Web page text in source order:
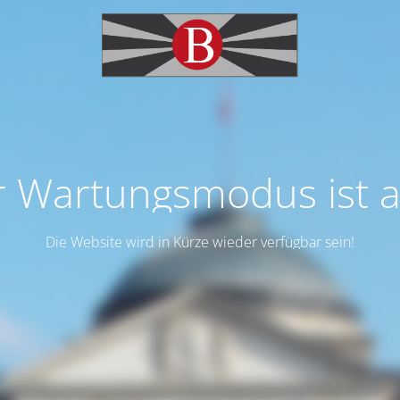
Wartungsmodus ist
Die Website wird in Kürze wieder verfügbar sein!